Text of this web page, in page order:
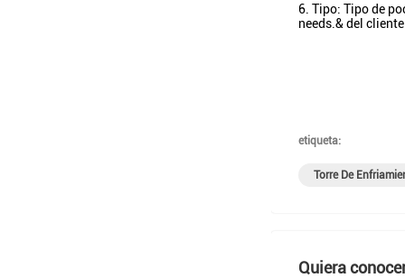
6. Tipo: Tipo de
needs.& del cliente
etiqueta:
Torre De
Quiera